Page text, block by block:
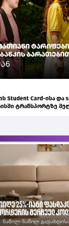
Student Card-ისა და
ტრანსპორტზე